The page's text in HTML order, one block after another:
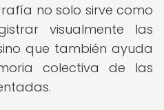
no solo sirve como
visualmente las
que también ayuda
colectiva de las